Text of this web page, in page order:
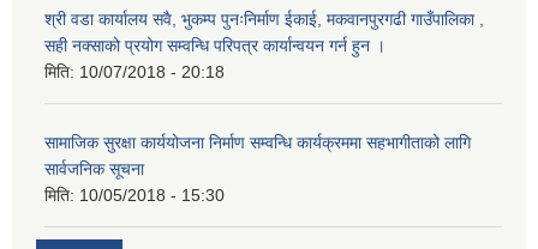
श्री वडा कार्यालय सवै, भुकम्प पुनःनिर्माण ईकाई, मकवानपुरगढी गाउँपालिका ,
सही नक्साको प्रयोग सम्वन्धि परिपत्र कार्यान्वयन गर्न हुन ।
मिति: 10/07/2018 - 20:18
सामाजिक सुरक्षा कार्ययोजना निर्माण सम्वन्धि कार्यक्रममा सहभागीताको लागि
सार्वजनिक सूचना
मिति: 10/05/2018 - 15:30